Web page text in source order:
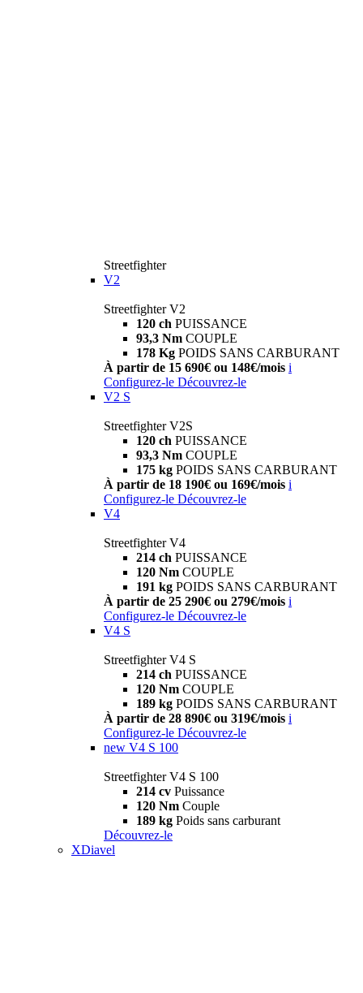
Streetfighter
V2
Streetfighter V2
120 ch PUISSANCE
93,3 Nm COUPLE
178 Kg POIDS SANS CARBURANT
À partir de 15 690€ ou 148€/mois i
Configurez-le Découvrez-le
V2 S
Streetfighter V2S
120 ch PUISSANCE
93,3 Nm COUPLE
175 kg POIDS SANS CARBURANT
À partir de 18 190€ ou 169€/mois i
Configurez-le Découvrez-le
V4
Streetfighter V4
214 ch PUISSANCE
120 Nm COUPLE
191 kg POIDS SANS CARBURANT
À partir de 25 290€ ou 279€/mois i
Configurez-le Découvrez-le
V4 S
Streetfighter V4 S
214 ch PUISSANCE
120 Nm COUPLE
189 kg POIDS SANS CARBURANT
À partir de 28 890€ ou 319€/mois i
Configurez-le Découvrez-le
new V4 S 100
Streetfighter V4 S 100
214 cv Puissance
120 Nm Couple
189 kg Poids sans carburant
Découvrez-le
XDiavel